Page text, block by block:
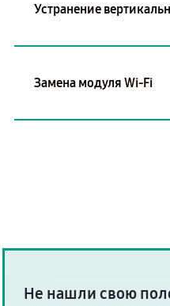
Устранение
Замена модуля Wi-Fi
Не нашли свою